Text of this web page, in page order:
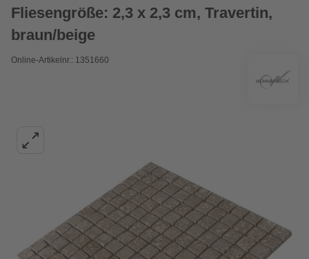
Fliesengröße: 2,3 x 2,3 cm, Travertin,
braun/beige
Online-Artikelnr.: 1351660